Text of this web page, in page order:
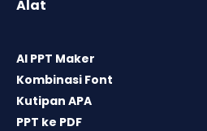
Alat
AI PPT Maker
Kombinasi Font
Kutipan APA
PPT ke PDF